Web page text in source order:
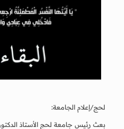
لحج/إعلام الجامعة:
بعث رئيس جامعة لحج الأستاذ